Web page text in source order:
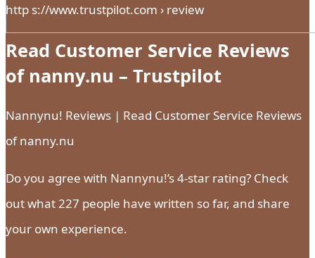
http s://www.trustpilot.com › review
Read Customer Service Reviews
of nanny.nu – Trustpilot
Nannynu! Reviews | Read Customer Service Reviews
of nanny.nu
Do you agree with Nannynu!’s 4-star rating? Check
out what 227 people have written so far, and share
your own experience.